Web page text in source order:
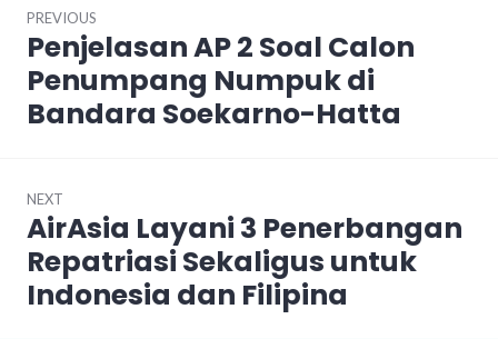
navigation
PREVIOUS
Previous
post:
Penjelasan AP 2 Soal Calon
Penumpang Numpuk di
Bandara Soekarno-Hatta
NEXT
Next
post:
AirAsia Layani 3 Penerbangan
Repatriasi Sekaligus untuk
Indonesia dan Filipina